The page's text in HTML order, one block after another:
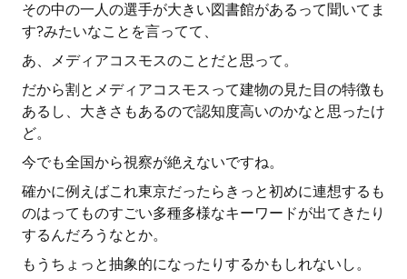
その中の一人の選手が大きい図書館があるって聞いてま
す?みたいなことを言ってて、
あ、メディアコスモスのことだと思って。
だから割とメディアコスモスって建物の見た目の特徴も
あるし、大きさもあるので認知度高いのかなと思ったけ
ど。
今でも全国から視察が絶えないですね。
確かに例えばこれ東京だったらきっと初めに連想するも
のはってものすごい多種多様なキーワードが出てきたり
するんだろうなとか。
もうちょっと抽象的になったりするかもしれないし。